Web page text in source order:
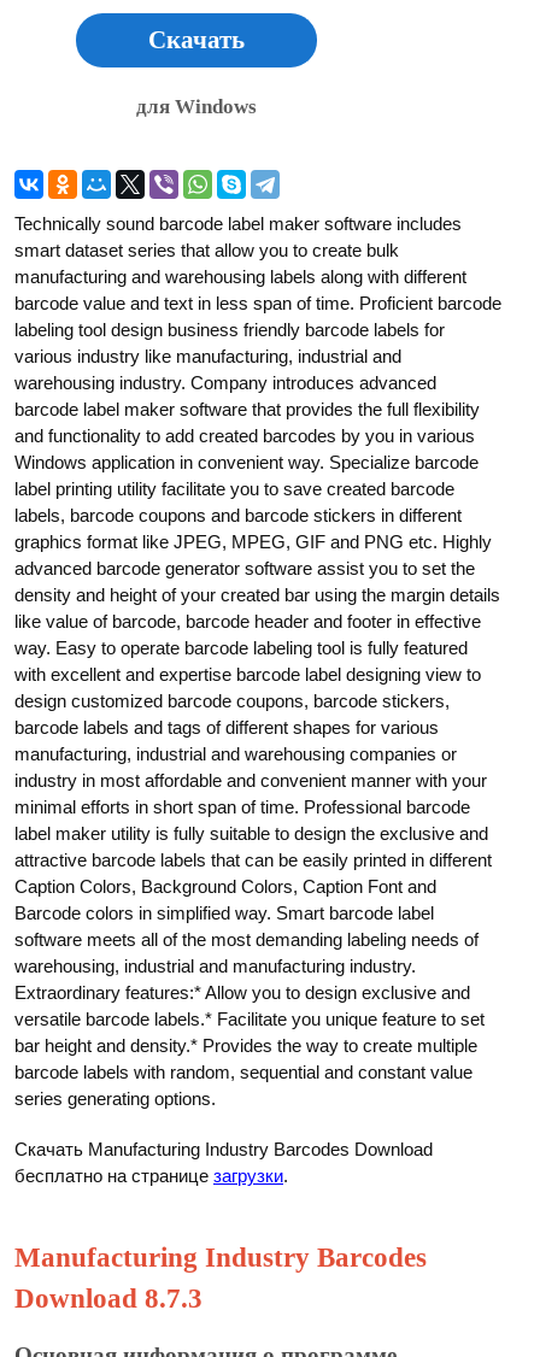
Скачать
для Windows
Technically sound barcode label maker software includes
smart dataset series that allow you to create bulk
manufacturing and warehousing labels along with different
barcode value and text in less span of time. Proficient barcode
labeling tool design business friendly barcode labels for
various industry like manufacturing, industrial and
warehousing industry. Company introduces advanced
barcode label maker software that provides the full flexibility
and functionality to add created barcodes by you in various
Windows application in convenient way. Specialize barcode
label printing utility facilitate you to save created barcode
labels, barcode coupons and barcode stickers in different
graphics format like JPEG, MPEG, GIF and PNG etc. Highly
advanced barcode generator software assist you to set the
density and height of your created bar using the margin details
like value of barcode, barcode header and footer in effective
way. Easy to operate barcode labeling tool is fully featured
with excellent and expertise barcode label designing view to
design customized barcode coupons, barcode stickers,
barcode labels and tags of different shapes for various
manufacturing, industrial and warehousing companies or
industry in most affordable and convenient manner with your
minimal efforts in short span of time. Professional barcode
label maker utility is fully suitable to design the exclusive and
attractive barcode labels that can be easily printed in different
Caption Colors, Background Colors, Caption Font and
Barcode colors in simplified way. Smart barcode label
software meets all of the most demanding labeling needs of
warehousing, industrial and manufacturing industry.
Extraordinary features:* Allow you to design exclusive and
versatile barcode labels.* Facilitate you unique feature to set
bar height and density.* Provides the way to create multiple
barcode labels with random, sequential and constant value
series generating options.
Скачать Manufacturing Industry Barcodes Download
бесплатно на странице загрузки.
Manufacturing Industry Barcodes
Download 8.7.3